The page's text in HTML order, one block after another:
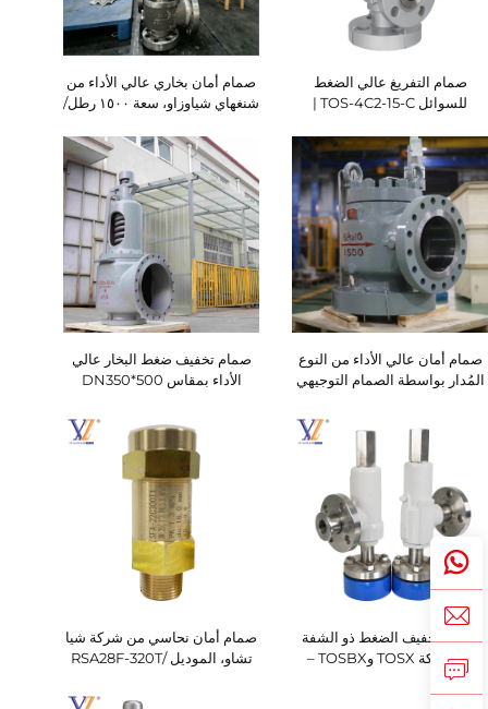
صمام التفريغ عالي الضغط
للسوائل TOS-4C2-15-C |
صمام أمان بخاري عالي الأداء من
شنغهاي شياوزاو، سعة ١٥٠٠ رطل/
صمام أمان عالي الأداء من النوع
المُدار بواسطة الصمام التوجيهي
صمام تخفيف ضغط البخار عالي
الأداء بمقاس DN350*500
صمام تخفيف الضغط ذو الشفة
المفكوكة TOSX وTOSBX –
تركيب مرن واستقرار عالي ضد
الضغط العكسي
صمام أمان نحاسي من شركة شيا
تشاو، الموديل RSA28F-320T/
أنظمة التبريد